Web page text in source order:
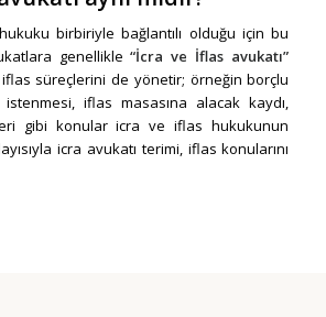
birbiriyle bağlantılı olduğu için bu
genellikle“İcra ve İflas avukatı”
süreçlerini de yönetir; örneğin borçlu
istenmesi, iflas masasına alacak kaydı,
gibi konular icra ve iflas hukukunun
icra avukatı terimi, iflas konularını